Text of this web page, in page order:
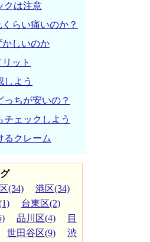
クは注意
らい痛いのか？
しいのか
ット
しよう
っちが安いの？
ェックしよう
るクレーム
(34)
港区(34)
台東区(2)
品川区(4)
目
世田谷区(9)
渋